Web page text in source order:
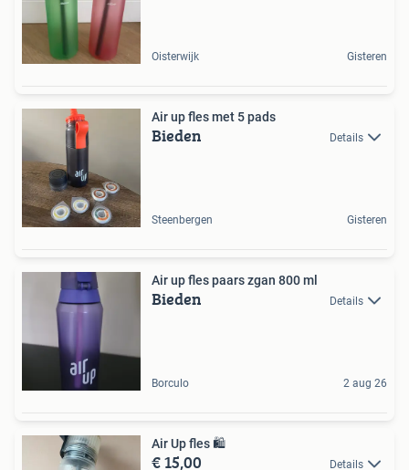
Oisterwijk Gisteren
Air up fles met 5 pads
Bieden Details
Steenbergen Gisteren
Air up fles paars zgan 800 ml
Bieden Details
Borculo 2 aug 26
Air Up fles 🛍
€ 15,00 Details